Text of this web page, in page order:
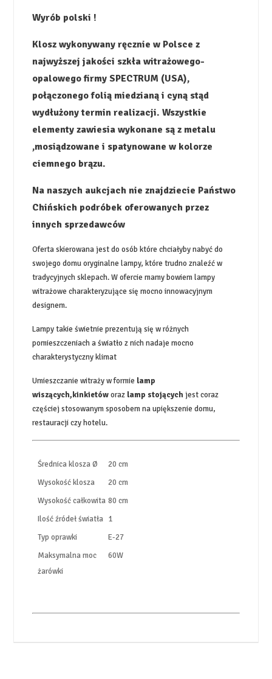
Wyrób polski !
Klosz wykonywany ręcznie w Polsce z
najwyższej jakości szkła witrażowego-
opalowego firmy SPECTRUM (USA),
połączonego folią miedzianą i cyną stąd
wydłużony termin realizacji. Wszystkie
elementy zawiesia wykonane są z metalu
,mosiądzowane i spatynowane w kolorze
ciemnego brązu.
Na naszych aukcjach nie znajdziecie Państwo
Chińskich podróbek oferowanych przez
innych sprzedawców
Oferta skierowana jest do osób które chciałyby nabyć do
swojego domu oryginalne lampy, które trudno znaleźć w
tradycyjnych sklepach. W ofercie mamy bowiem lampy
witrażowe charakteryzujące się mocno innowacyjnym
designem.
Lampy takie świetnie prezentują się w różnych
pomieszczeniach a światło z nich nadaje mocno
charakterystyczny klimat
Umieszczanie witraży w formie lamp
wiszących,kinkietóworaz lamp stojącychjest coraz
częściej stosowanym sposobem na upiększenie domu,
restauracji czy hotelu.
Średnica klosza Ø
20 cm
Wysokość klosza
20 cm
Wysokość całkowita 80 cm
Ilość źródeł światła 1
Typ oprawki
E-27
Maksymalna moc
żarówki
60W